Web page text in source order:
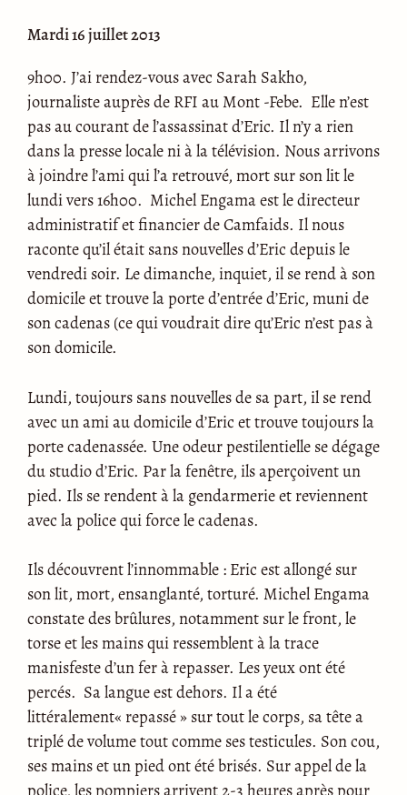
Mardi 16 juillet 2013
9h00. J’ai rendez-vous avec Sarah Sakho,
journaliste auprès de RFI au Mont -Febe. Elle n’est
pas au courant de l’assassinat d’Eric. Il n’y a rien
dans la presse locale ni à la télévision. Nous arrivons
à joindre l’ami qui l’a retrouvé, mort sur son lit le
lundi vers 16h00. Michel Engama est le directeur
administratif et financier de Camfaids. Il nous
raconte qu’il était sans nouvelles d’Eric depuis le
vendredi soir. Le dimanche, inquiet, il se rend à son
domicile et trouve la porte d’entrée d’Eric, muni de
son cadenas (ce qui voudrait dire qu’Eric n’est pas à
son domicile.
Lundi, toujours sans nouvelles de sa part, il se rend
avec un ami au domicile d’Eric et trouve toujours la
porte cadenassée. Une odeur pestilentielle se dégage
du studio d’Eric. Par la fenêtre, ils aperçoivent un
pied. Ils se rendent à la gendarmerie et reviennent
avec la police qui force le cadenas.
Ils découvrent l’innommable : Eric est allongé sur
son lit, mort, ensanglanté, torturé. Michel Engama
constate des brûlures, notamment sur le front, le
torse et les mains qui ressemblent à la trace
manisfeste d’un fer à repasser. Les yeux ont été
percés. Sa langue est dehors. Il a été
littéralement« repassé » sur tout le corps, sa tête a
triplé de volume tout comme ses testicules. Son cou,
ses mains et un pied ont été brisés. Sur appel de la
police, les pompiers arrivent 2-3 heures après pour